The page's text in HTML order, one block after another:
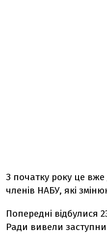
З початку року це вже
членів НАБУ, які
Попередні відбулися
Ради вивели